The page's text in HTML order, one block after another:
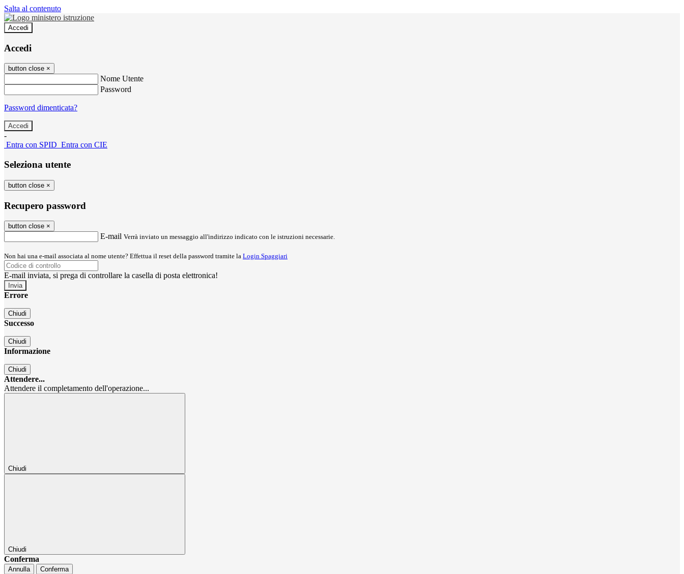
Salta al contenuto
Accedi
Accedi
button close ×
Nome Utente
Password
Password dimenticata?
-
Entra con SPID Entra con CIE
Seleziona utente
button close ×
Recupero password
button close ×
E-mail Verrà inviato un messaggio all'indirizzo indicato con le istruzioni necessarie.
Non hai una e-mail associata al nome utente? Effettua il reset della password tramite la Login Spaggiari
E-mail inviata, si prega di controllare la casella di posta elettronica!
Errore
Chiudi
Successo
Chiudi
Informazione
Chiudi
Attendere...
Attendere il completamento dell'operazione...
Chiudi
Chiudi
Conferma
Annulla Conferma